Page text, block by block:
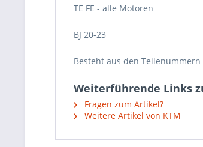
TE FE - alle Motoren
BJ 20-23
Besteht aus den Teilenummern
Weiterführende Links
Fragen zum Artikel?
Weitere Artikel von KTM